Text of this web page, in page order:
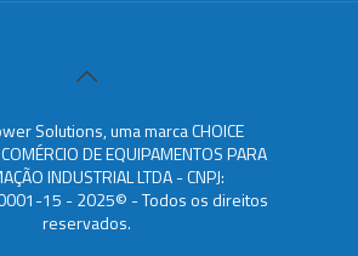
Solutions, uma marca CHOICE
DE EQUIPAMENTOS PARA
INDUSTRIAL LTDA - CNPJ:
15 - 2025© - Todos os direitos
reservados.